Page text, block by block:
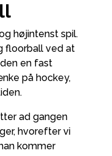
højintenst spil.
floorball ved at
en fast
på hockey,
ad gangen
hvorefter vi
kommer